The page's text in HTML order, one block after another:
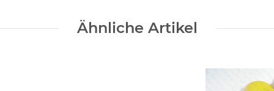
Ähnliche Artikel